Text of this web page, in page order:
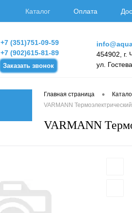
Каталог Оплата
+7 (351)751-09-59
+7 (902)615-81-89
Заказать звонок
454902, г.
ул.
Главная страница •
VARMANN
VARMANN